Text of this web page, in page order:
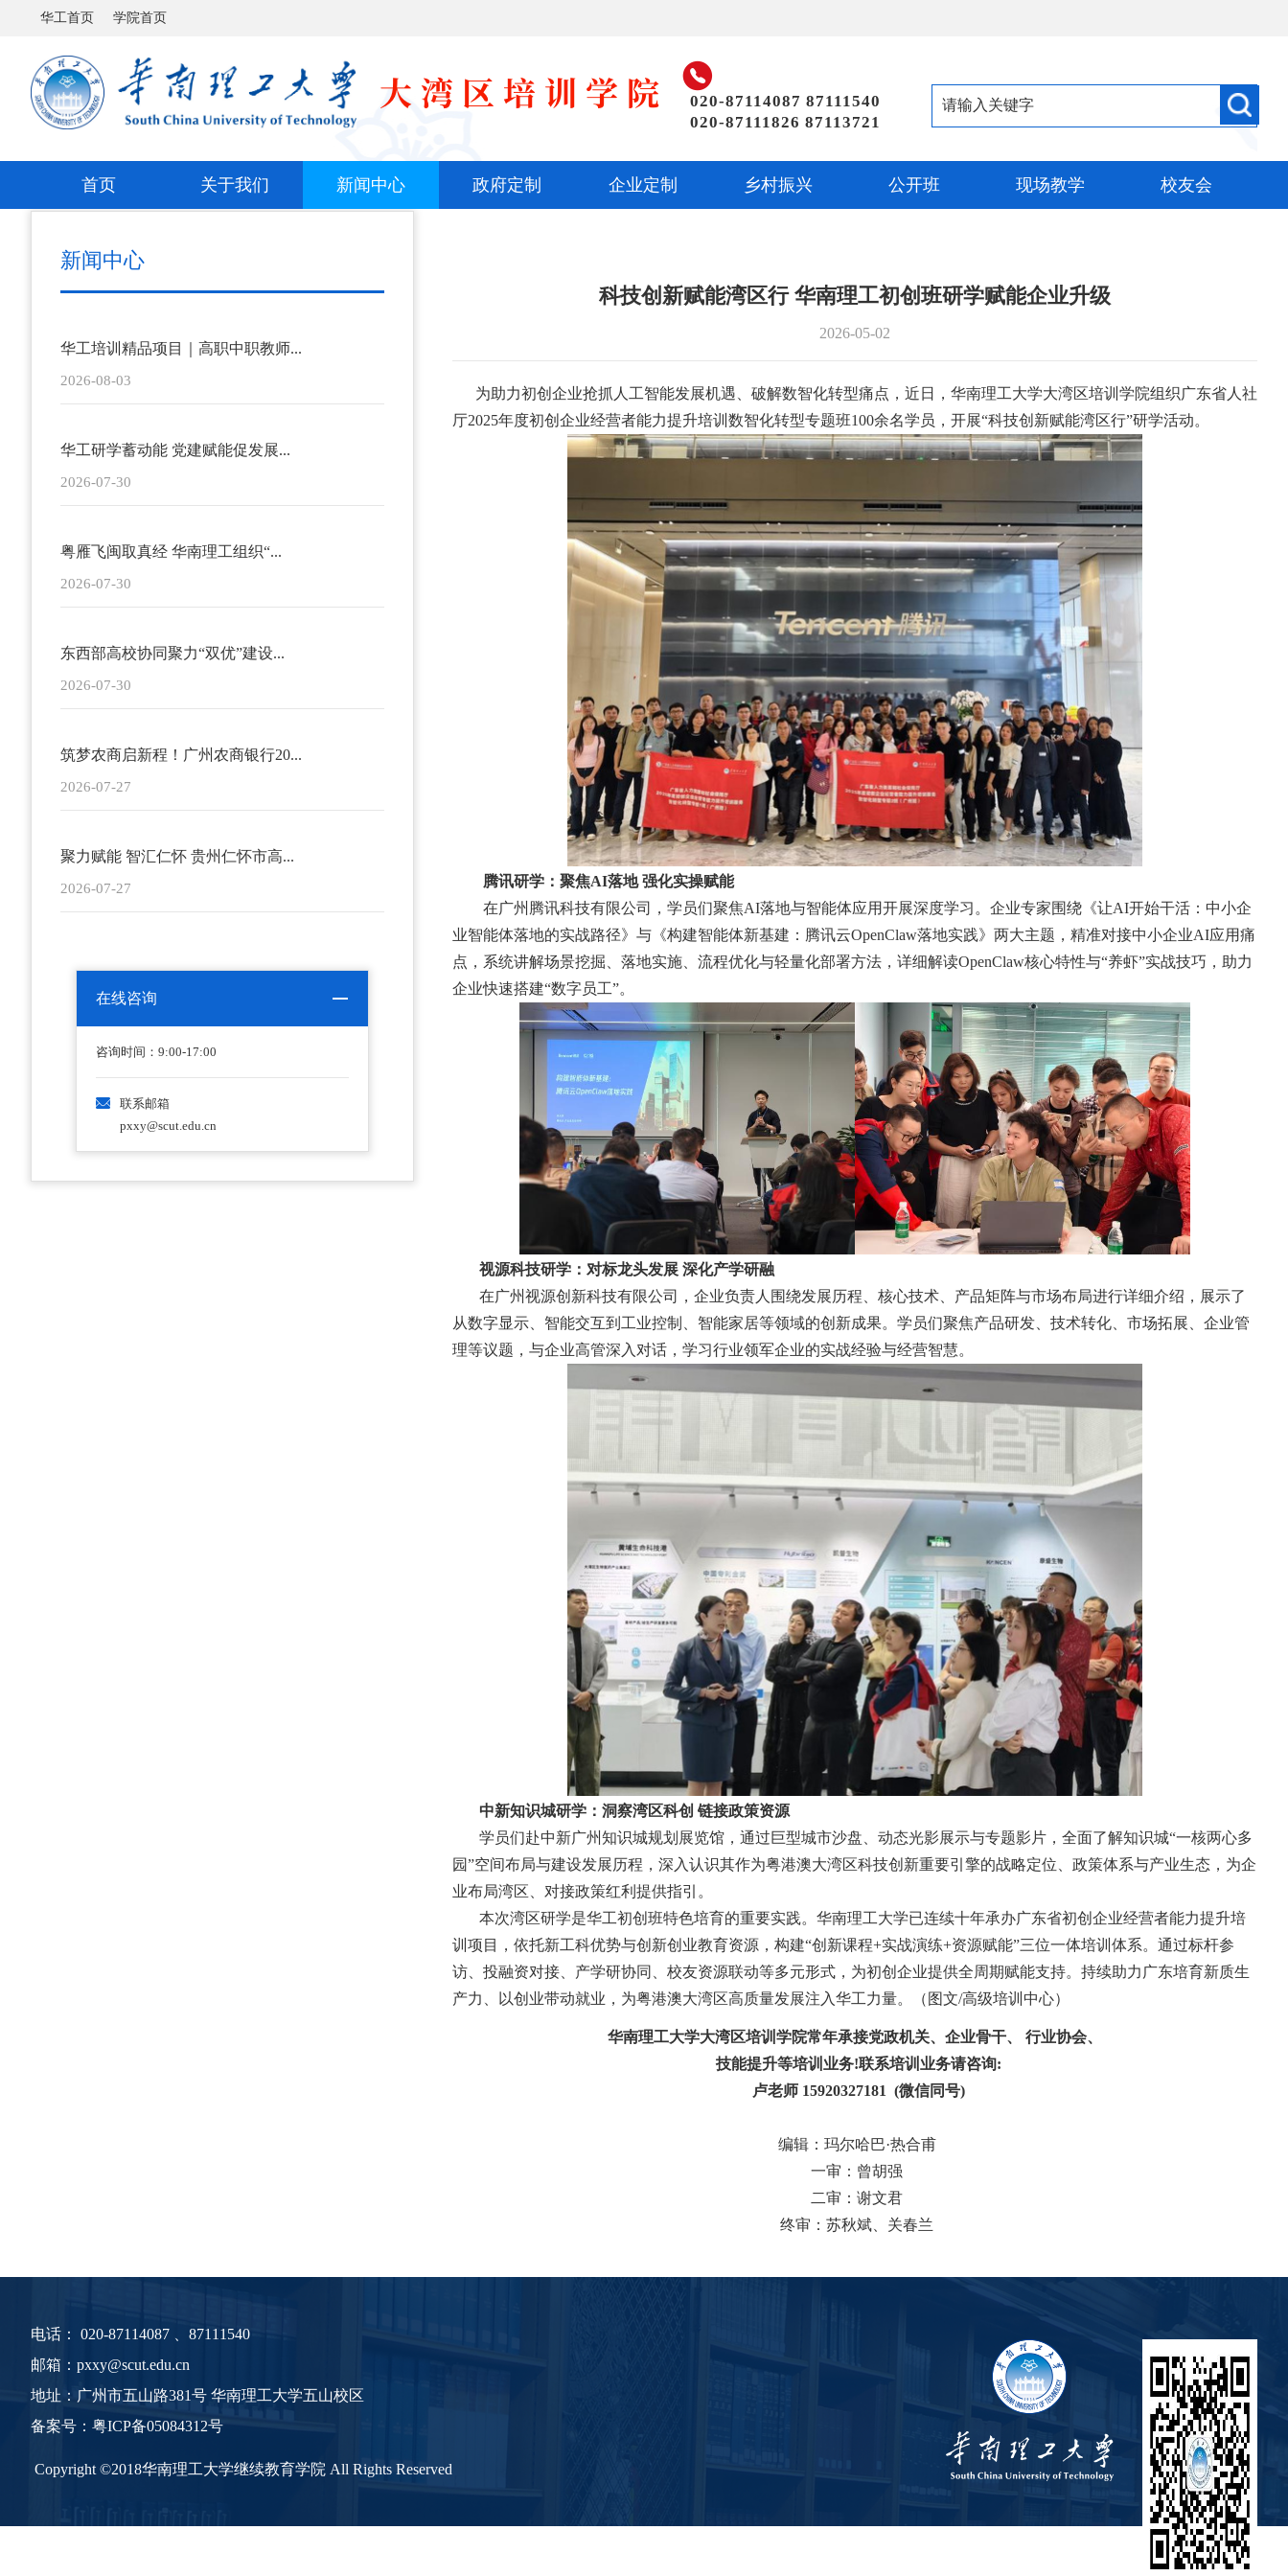
华工首页 学院首页

020-87114087 87111540
020-87111826 87113721
首页 关于我们 新闻中心 政府定制 企业定制 乡村振兴 公开班 现场教学 校友会
新闻中心
华工培训精品项目｜高职中职教师...
2026-08-03
华工研学蓄动能 党建赋能促发展...
2026-07-30
粤雁飞闽取真经 华南理工组织“...
2026-07-30
东西部高校协同聚力“双优”建设...
2026-07-30
筑梦农商启新程！广州农商银行20...
2026-07-27
聚力赋能 智汇仁怀 贵州仁怀市高...
2026-07-27
在线咨询
咨询时间：9:00-17:00
联系邮箱
pxxy@scut.edu.cn
科技创新赋能湾区行 华南理工初创班研学赋能企业升级
2026-05-02
为助力初创企业抢抓人工智能发展机遇、破解数智化转型痛点，近日，华南理工大学大湾区培训学院组织广东省人社
厅2025年度初创企业经营者能力提升培训数智化转型专题班100余名学员，开展“科技创新赋能湾区行”研学活动。
腾讯研学：聚焦AI落地 强化实操赋能
在广州腾讯科技有限公司，学员们聚焦AI落地与智能体应用开展深度学习。企业专家围绕《让AI开始干活：中小企
业智能体落地的实战路径》与《构建智能体新基建：腾讯云OpenClaw落地实践》两大主题，精准对接中小企业AI应用痛
点，系统讲解场景挖掘、落地实施、流程优化与轻量化部署方法，详细解读OpenClaw核心特性与“养虾”实战技巧，助力
企业快速搭建“数字员工”。
视源科技研学：对标龙头发展 深化产学研融
在广州视源创新科技有限公司，企业负责人围绕发展历程、核心技术、产品矩阵与市场布局进行详细介绍，展示了
从数字显示、智能交互到工业控制、智能家居等领域的创新成果。学员们聚焦产品研发、技术转化、市场拓展、企业管
理等议题，与企业高管深入对话，学习行业领军企业的实战经验与经营智慧。
中新知识城研学：洞察湾区科创 链接政策资源
学员们赴中新广州知识城规划展览馆，通过巨型城市沙盘、动态光影展示与专题影片，全面了解知识城“一核两心多
园”空间布局与建设发展历程，深入认识其作为粤港澳大湾区科技创新重要引擎的战略定位、政策体系与产业生态，为企
业布局湾区、对接政策红利提供指引。
本次湾区研学是华工初创班特色培育的重要实践。华南理工大学已连续十年承办广东省初创企业经营者能力提升培
训项目，依托新工科优势与创新创业教育资源，构建“创新课程+实战演练+资源赋能”三位一体培训体系。通过标杆参
访、投融资对接、产学研协同、校友资源联动等多元形式，为初创企业提供全周期赋能支持。持续助力广东培育新质生
产力、以创业带动就业，为粤港澳大湾区高质量发展注入华工力量。（图文/高级培训中心）
华南理工大学大湾区培训学院常年承接党政机关、企业骨干、 行业协会、
技能提升等培训业务!联系培训业务请咨询:
卢老师 15920327181 (微信同号)
编辑：玛尔哈巴·热合甫
一审：曾胡强
二审：谢文君
终审：苏秋斌、关春兰
电话： 020-87114087 、87111540
邮箱：pxxy@scut.edu.cn
地址：广州市五山路381号 华南理工大学五山校区
备案号： 粤ICP备05084312号
Copyright ©2018华南理工大学继续教育学院 All Rights Reserved